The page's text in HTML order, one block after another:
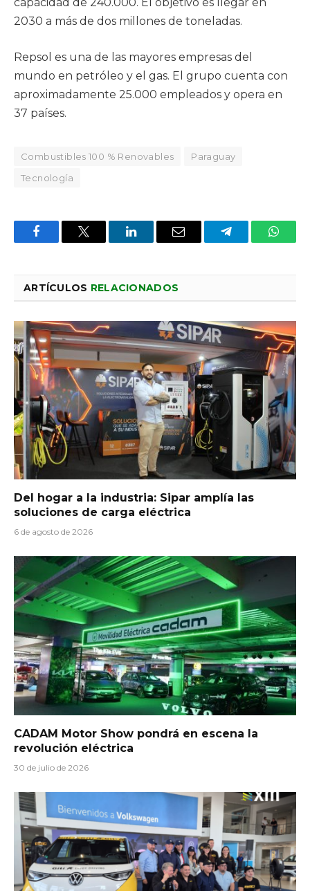
2030 a más de dos millones de toneladas.
Repsol es una de las mayores empresas del
mundo en petróleo y el gas. El grupo cuenta con
aproximadamente 25.000 empleados y opera en
37 países.
Combustibles 100 % Renovables
Paraguay
Tecnología
FacebookX LinkedInEmail Telegram
ARTÍCULOS RELACIONADOS
Del hogar a la industria: Sipar amplía las
soluciones de carga eléctrica
6 de agosto de 2026
CADAM Motor Show pondrá en escena la
revolución eléctrica
30 de julio de 2026